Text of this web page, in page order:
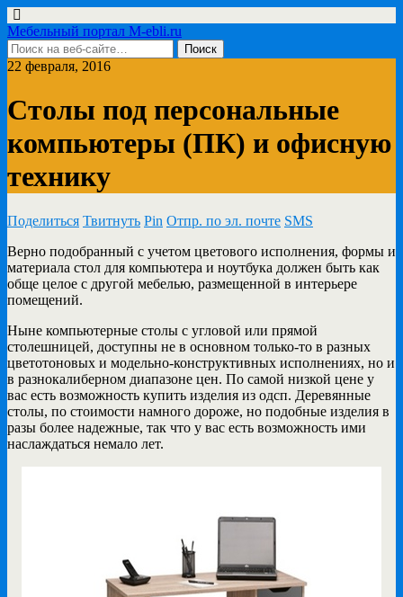
Мебельный портал M-ebli.ru
22 февраля, 2016
Столы под персональные
компьютеры (ПК) и офисную
технику
Поделиться Твитнуть Pin Отпр. по эл. почте SMS
Верно подобранный с учетом цветового исполнения, формы и
материала стол для компьютера и ноутбука должен быть как
обще целое с другой мебелью, размещенной в интерьере
помещений.
Ныне компьютерные столы с угловой или прямой
столешницей, доступны не в основном только-то в разных
цветотоновых и модельно-конструктивных исполнениях, но и
в разнокалиберном диапазоне цен. По самой низкой цене у
вас есть возможность купить изделия из одсп. Деревянные
столы, по стоимости намного дороже, но подобные изделия в
разы более надежные, так что у вас есть возможность ими
наслаждаться немало лет.